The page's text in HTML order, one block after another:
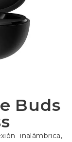
Buds
inalámbrica,